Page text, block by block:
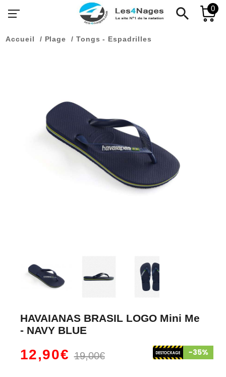
search 0
Accueil Plage Tongs - Espadrilles
HAVAIANAS BRASIL LOGO Mini Me
- NAVY BLUE
12,90€19,00€